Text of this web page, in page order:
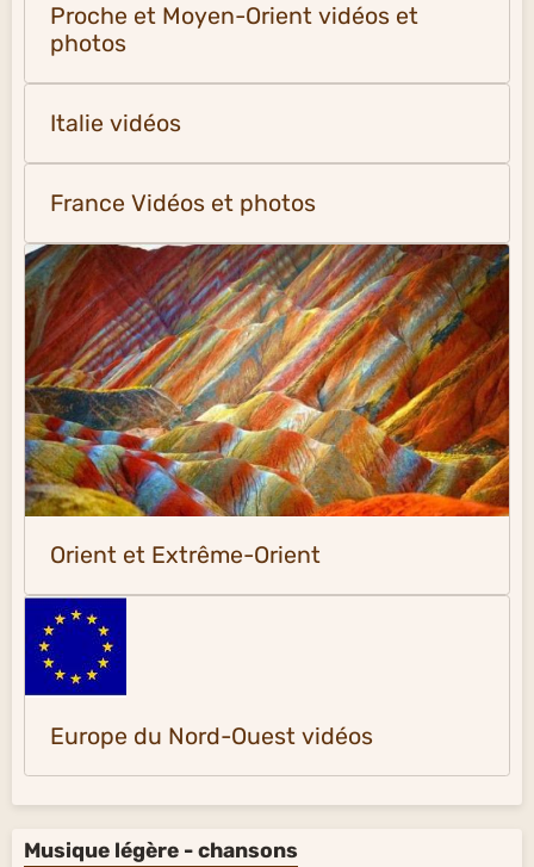
Proche et Moyen-Orient vidéos et
photos
Italie vidéos
France Vidéos et photos
Orient et Extrême-Orient
Europe du Nord-Ouest vidéos
Musique légère - chansons